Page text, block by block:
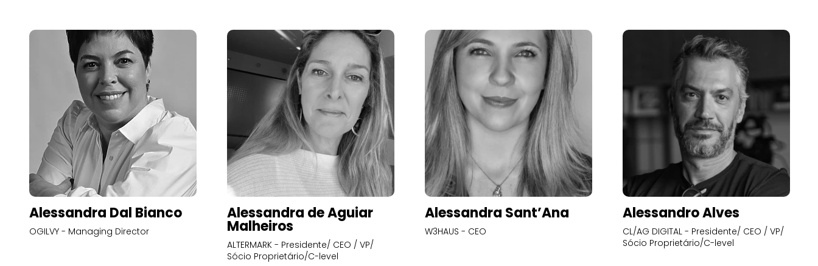
Alessandra Dal Bianco
OGILVY - Managing Director
Alessandra de Aguiar
Malheiros
ALTERMARK - Presidente/ CEO / VP/
Sócio Proprietário/C-level
Alessandra Sant’Ana
W3HAUS - CEO
Alessandro Alves
CL/AG DIGITAL - Presidente/ CEO / VP/
Sócio Proprietário/C-level